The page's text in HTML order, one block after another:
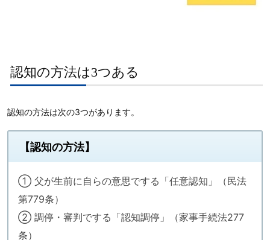
認知の方法は3つある
認知の方法は次の3つがあります。
【認知の方法】
① 父が生前に自らの意思でする「任意認知」（民法
第779条）
② 調停・審判でする「認知調停」（家事手続法277
条）